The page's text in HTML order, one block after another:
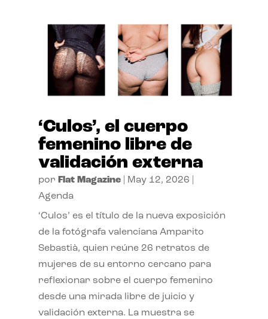
‘Culos’, el cuerpo
femenino libre de
validación externa
por Flat Magazine| May 12, 2026
Agenda
‘Culos’ es el título de la nueva exposición
de la fotógrafa valenciana Amparito
Sebastià, quien reúne 26 retratos de
mujeres de su entorno cercano para
reflexionar sobre el cuerpo femenino
desde una mirada libre de juicio y
validación externa. La muestra se